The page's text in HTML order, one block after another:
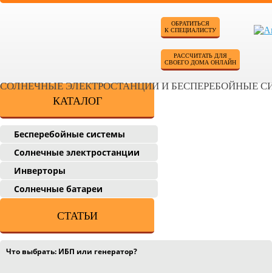
ОБРАТИТЬСЯ
К СПЕЦИАЛИСТУ
РАССЧИТАТЬ ДЛЯ
СВОЕГО ДОМА ОНЛАЙН
СОЛНЕЧНЫЕ ЭЛЕКТРОСТАНЦИИ И БЕСПЕРЕБОЙНЫЕ
КАТАЛОГ
Бесперебойные системы
Солнечные электростанции
Инверторы
Солнечные батареи
СТАТЬИ
Что выбрать: ИБП или генератор?